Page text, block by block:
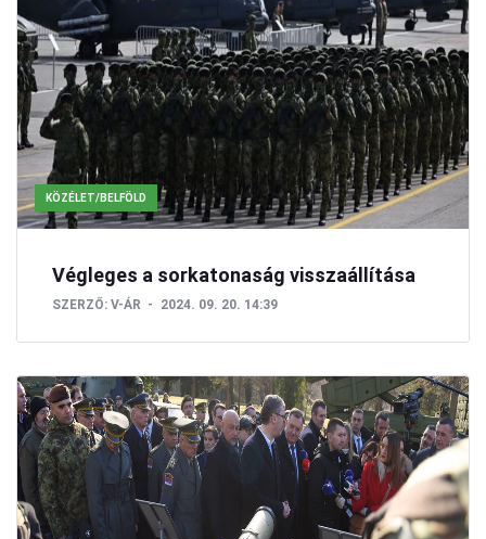
KÖZÉLET/BELFÖLD
Végleges a sorkatonaság visszaállítása
SZERZŐ: V-ÁR 2024. 09. 20. 14:39